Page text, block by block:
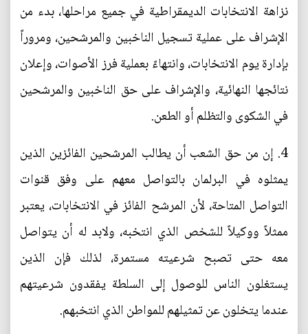
نزاهة الانتخابات الديمقراطية في جميع مراحلها، بدء من
الإشراف على عملية تسجيل الناخبين والمرشحين، ومروراً
بإدارة يوم الانتخابات، وانتهاءً بعملية فرز الأصوات، وإعلان
نتائجها النهائية، والإشراف على حق الناخبين والمرشحين
في الشكوى والتظلم أو الطعن.
4. إن من حق الشعب أن يطالب المرشحين الفائزين الذين
يمثلوه في البرلمان بالتواصل معهم على وفق قنوات
التواصل المتاحة، لأن المرشح الفائز في الانتخابات، يعتبر
ممثلاً ووكيلاً للشخص الذي انتخبه، ولابد له أن يتواصل
معه حتى تصبح شرعيته مستمرة، لذلك فإن الذين
يستغلون الناس للوصول إلى السلطة يفقدون شرعيتهم
عندما يتخلون عن تمثيلهم للمواطن الذي انتخبهم.